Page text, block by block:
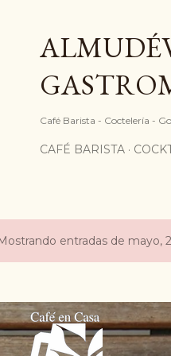
Café Barista - Coctelería -
CAFÉ BARISTA
entradas de mayo,